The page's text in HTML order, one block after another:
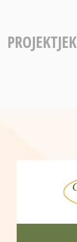
PROJEKTJEK